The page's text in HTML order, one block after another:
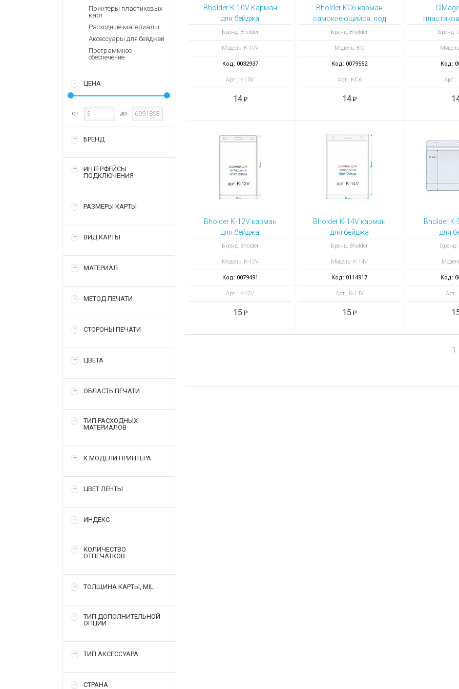
Запасные
Терминалы
оплаты
Зарядные устройства для ноутбуков
Архивные товары
Принтеры пластиковых
карт
Расходные материалы
Аксессуары для бейджей
Программное
обеспечение
ЦЕНА
от до
БРЕНД
ИНТЕРФЕЙСЫ
ПОДКЛЮЧЕНИЯ
РАЗМЕРЫ КАРТЫ
ВИД КАРТЫ
МАТЕРИАЛ
МЕТОД ПЕЧАТИ
СТОРОНЫ ПЕЧАТИ
ЦВЕТА
ОБЛАСТЬ ПЕЧАТИ
ТИП РАСХОДНЫХ
МАТЕРИАЛОВ
К МОДЕЛИ ПРИНТЕРА
ЦВЕТ ЛЕНТЫ
ИНДЕКС
КОЛИЧЕСТВО
ОТПЕЧАТКОВ
ТОЛЩИНА КАРТЫ, MIL
ТИП ДОПОЛНИТЕЛЬНОЙ
ОПЦИИ
ТИП АКСЕССУАРА
СТРАНА
Bholder К-10V Карман
для бейджа
вертикальный
Бренд: Bholder
Модель: К-10V
Код: 0032937
Арт.: К-10V
14
Bholder КС6 карман
самоклеющийся, под
вставку 100 х 38 мм
Бренд: Bholder
Модель: КС
Код: 0079552
Арт.: КС6
14
цвет
Бренд:
Код:
Арт.:
Bholder К-12V карман
для бейджа
вертикальный
Бренд: Bholder
Модель: К-12V
Код: 0079491
Арт.: К-12V
15
Bholder К-14V карман
для бейджа
вертикальный
Бренд: Bholder
Модель: К-14V
Код: 0114917
Арт.: К-14V
15
Bholder
для
Бренд:
Код:
1